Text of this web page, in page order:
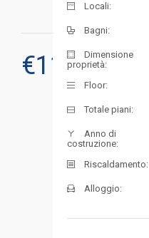
€119.000
Locali:
Bagni:
Dimensione
proprietà:
Floor:
Totale piani:
Anno di
costruzione:
Riscaldamento:
Alloggio: